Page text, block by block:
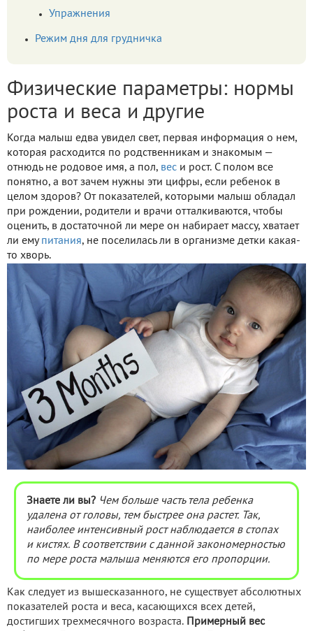
Упражнения
Режим дня для грудничка
Физические параметры: нормы
роста и веса и другие
Когда малыш едва увидел свет, первая информация о нем,
которая расходится по родственникам и знакомым —
отнюдь не родовое имя, а пол, вес и рост. С полом все
понятно, а вот зачем нужны эти цифры, если ребенок в
целом здоров? От показателей, которыми малыш обладал
при рождении, родители и врачи отталкиваются, чтобы
оценить, в достаточной ли мере он набирает массу, хватает
ли ему питания, не поселилась ли в организме детки какая-
то хворь.
Знаете ли вы? Чем больше часть тела ребенка
удалена от головы, тем быстрее она растет. Так,
наиболее интенсивный рост наблюдается в стопах
и кистях. В соответствии с данной закономерностью
по мере роста малыша меняются его пропорции.
Как следует из вышесказанного, не существует абсолютных
показателей роста и веса, касающихся всех детей,
достигших трехмесячного возраста.
Примерный вес